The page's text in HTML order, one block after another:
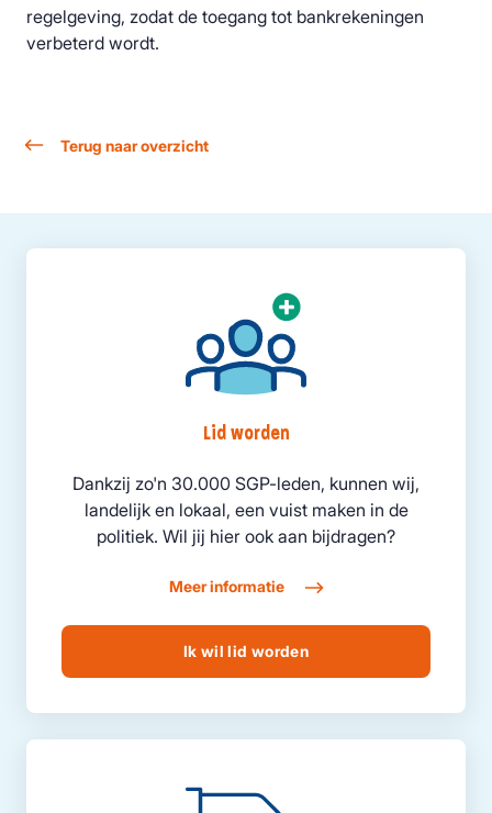
regelgeving, zodat de toegang tot bankrekeningen
verbeterd wordt.
Terug naar overzicht
Lid worden
Dankzij zo'n 30.000 SGP-leden, kunnen wij,
landelijk en lokaal, een vuist maken in de
politiek. Wil jij hier ook aan bijdragen?
Meer informatie
Ik wil lid worden